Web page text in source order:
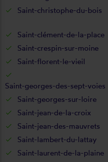
Saint-christophe-du-bois
Saint-clément-de-la-place
Saint-crespin-sur-moine
Saint-florent-le-vieil
Saint-georges-des-sept-voies
Saint-georges-sur-loire
Saint-jean-de-la-croix
Saint-jean-des-mauvrets
Saint-lambert-du-lattay
Saint-laurent-de-la-plaine